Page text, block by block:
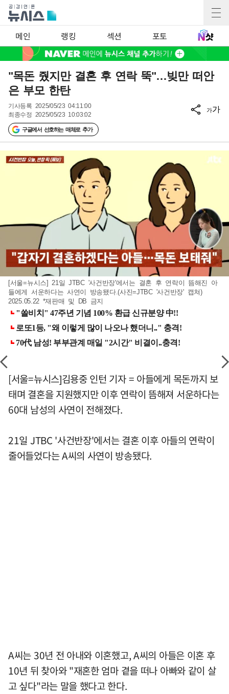
메인 랭킹 섹션 포토
"목돈 줬지만 결혼 후 연락 뚝"…빚만 떠안
은 부모 한탄
기사등록 2025/05/23 04:11:00
최종수정 2025/05/23 10:03:02
구글에서 선호하는 매체로 추가
가가
[서울=뉴시스] 21일 JTBC '사건반장'에서는 결혼 후 연락이 뜸해진 아
들에게 서운하다는 사연이 방송됐다.(사진=JTBC '사건반장' 캡쳐)
2025.05.22 *재판매 및 DB 금지
[서울=뉴시스]김용중 인턴 기자 = 아들에게 목돈까지 보
태며 결혼을 지원했지만 이후 연락이 뜸해져 서운하다는
60대 남성의 사연이 전해졌다.
21일 JTBC '사건반장'에서는 결혼 이후 아들의 연락이
줄어들었다는 A씨의 사연이 방송됐다.
A씨는 30년 전 아내와 이혼했고, A씨의 아들은 이혼 후
10년 뒤 찾아와 "재혼한 엄마 곁을 떠나 아빠와 같이 살
고 싶다"라는 말을 했다고 한다.